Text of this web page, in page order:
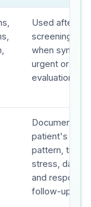
Used after
screening,
when
urgent or
evaluation.
Documents
patient's
pattern,
stress, daily
and response
follow-ups.